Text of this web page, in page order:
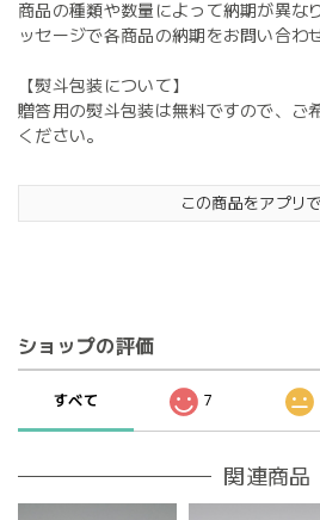
商品の種類や数量によって納期が異な
ッセージで各商品の納期をお問い合わ
【熨斗包装について】
贈答用の熨斗包装は無料ですので、ご
ください。
この商品をアプリ
ショップの評価
すべて 7
関連商品